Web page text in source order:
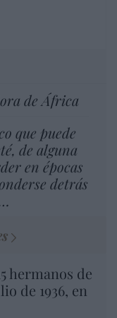
de África
que puede
de alguna
en épocas
detrás
hermanos de
de 1936, en